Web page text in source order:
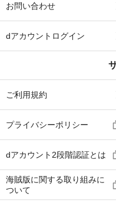
お問い合わせ
dアカウントログイン
ご利用規約
プライバシーポリシー
dアカウント2段階認証とは
海賊版に関する取り組みに
ついて